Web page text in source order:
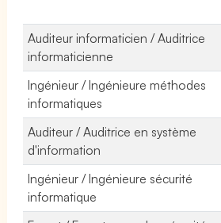
Auditeur informaticien / Auditrice
informaticienne
Ingénieur / Ingénieure méthodes
informatiques
Auditeur / Auditrice en système
d'information
Ingénieur / Ingénieure sécurité
informatique